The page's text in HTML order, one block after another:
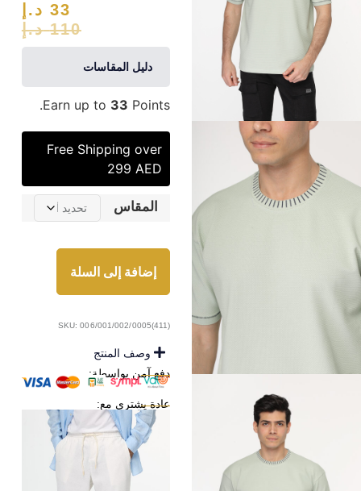
110 د.إ
33 د.إ
دليل المقاسات
Earn up to 33 Points.
Free Shipping over
299 AED
المقاس
إضافة إلى السلة
SKU: 006/001/002/0005(411)
وصف المنتج
دفع آمن بواسطة:
عادة يشترى مع: